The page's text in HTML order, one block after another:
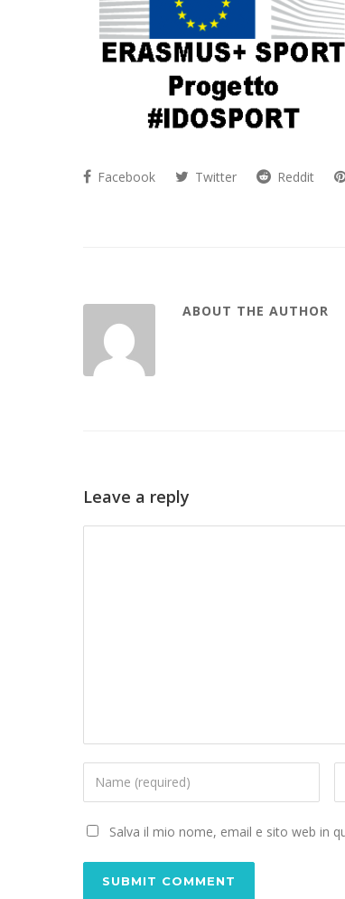
Facebook Twitter Reddit
ABOUT THE AUTHOR
Leave a reply
Salva il mio nome, email e sito web in